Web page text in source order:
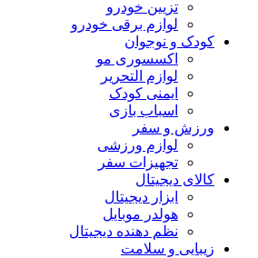
تزیین خودرو
لوازم برقی خودرو
کودک و نوجوان
اکسسوری مو
لوازم التحریر
ایمنی کودک
اسباب بازی
ورزش و سفر
لوازم ورزشی
تجهیزات سفر
کالای دیجیتال
ابزار دیجیتال
هولدر موبایل
نظم دهنده دیجیتال
زیبایی و سلامت